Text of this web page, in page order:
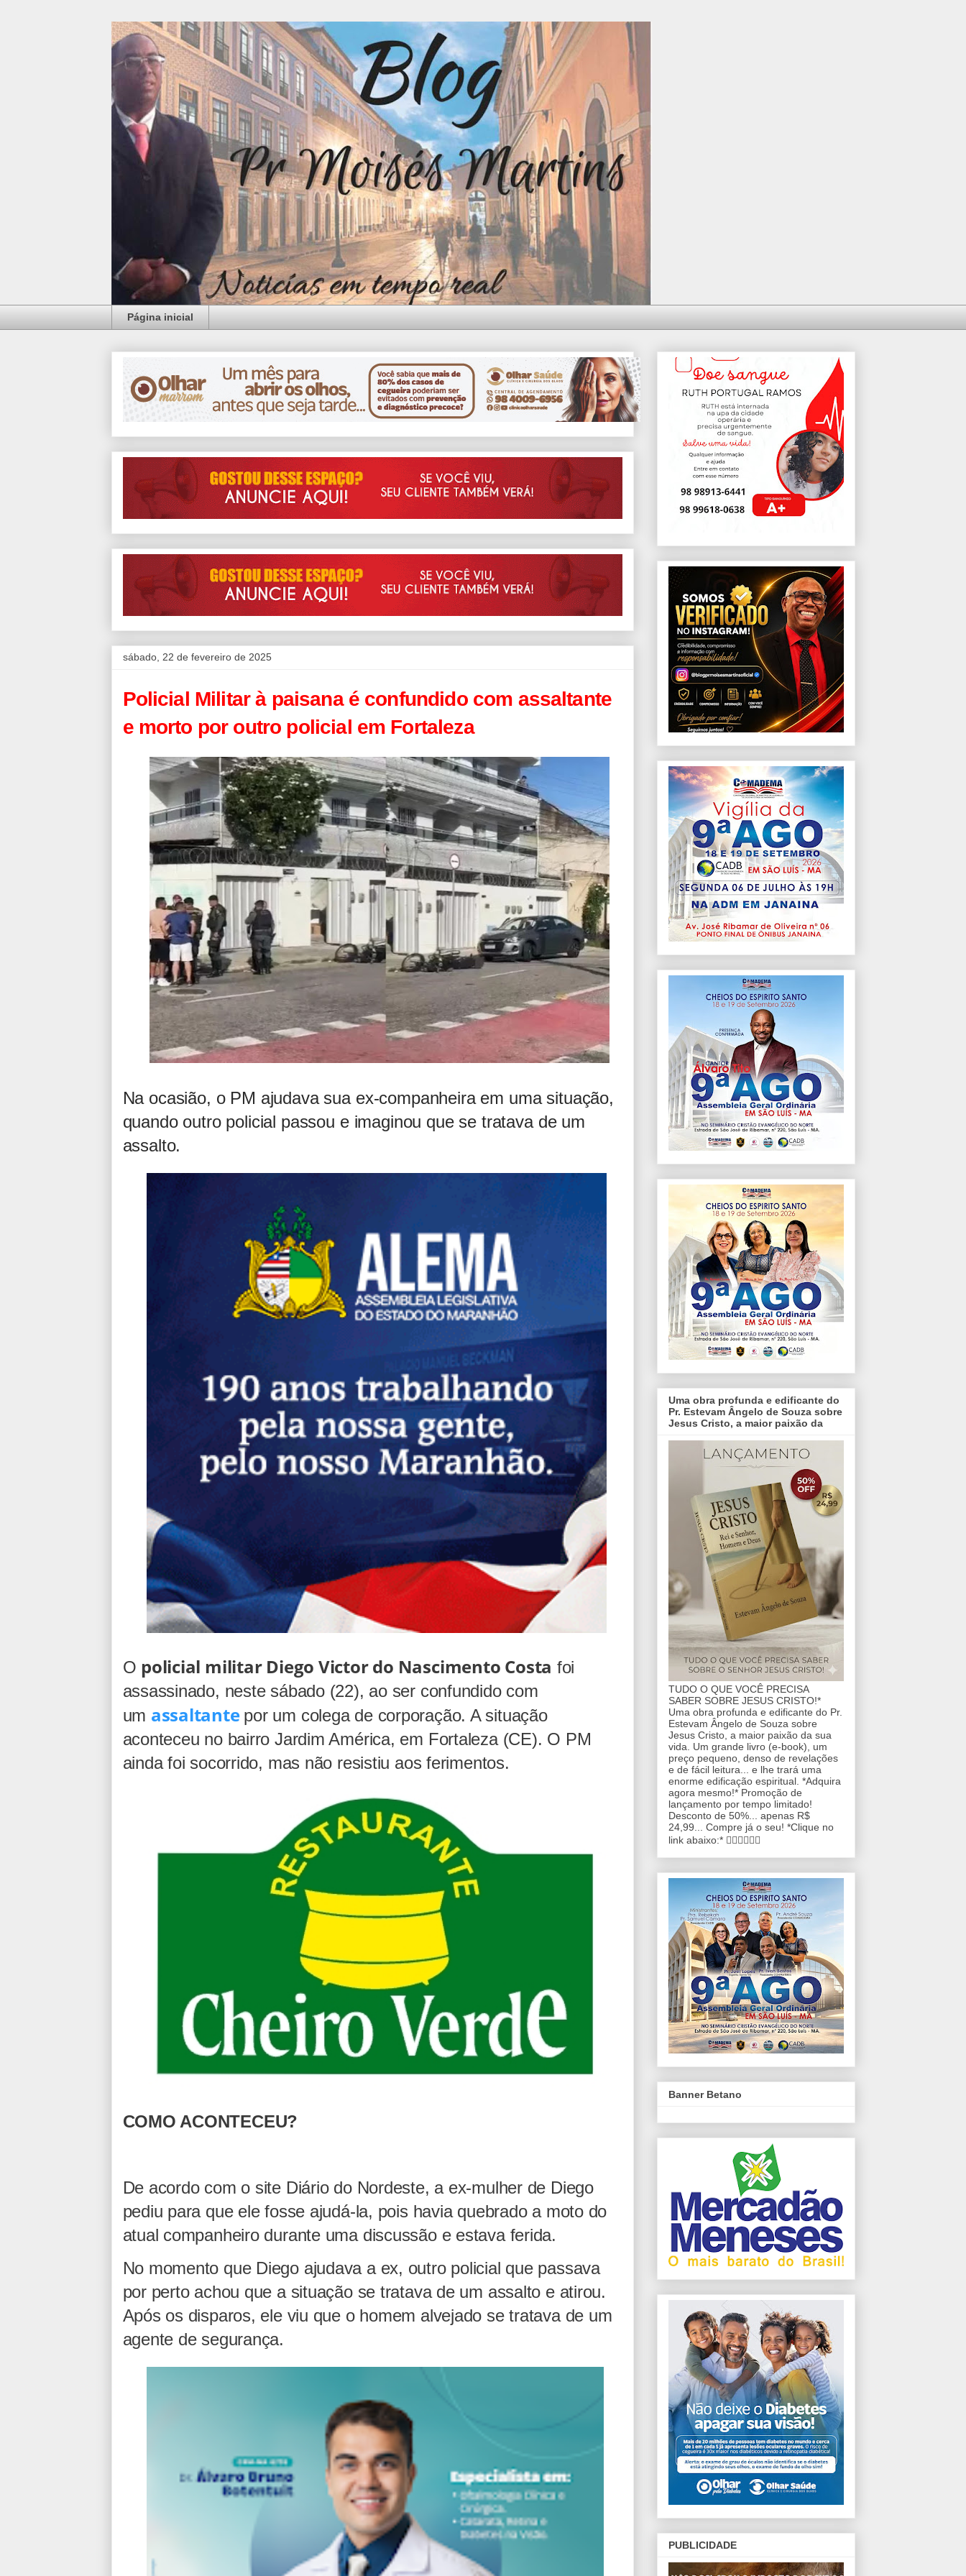
Página inicial
sábado, 22 de fevereiro de 2025
Policial Militar à paisana é confundido com assaltante
e morto por outro policial em Fortaleza
Na ocasião, o PM ajudava sua ex-companheira em uma situação,
quando outro policial passou e imaginou que se tratava de um
assalto.
O policial militar Diego Victor do Nascimento Costa foi
assassinado, neste sábado (22), ao ser confundido com
um assaltante por um colega de corporação. A situação
aconteceu no bairro Jardim América, em Fortaleza (CE). O PM
ainda foi socorrido, mas não resistiu aos ferimentos.
COMO ACONTECEU?
De acordo com o site Diário do Nordeste, a ex-mulher de Diego
pediu para que ele fosse ajudá-la, pois havia quebrado a moto do
atual companheiro durante uma discussão e estava ferida.
No momento que Diego ajudava a ex, outro policial que passava
por perto achou que a situação se tratava de um assalto e atirou.
Após os disparos, ele viu que o homem alvejado se tratava de um
agente de segurança.
Uma obra profunda e edificante do
Pr. Estevam Ângelo de Souza sobre
Jesus Cristo, a maior paixão da
TUDO O QUE VOCÊ PRECISA
SABER SOBRE JESUS CRISTO!*
Uma obra profunda e edificante do Pr.
Estevam Ângelo de Souza sobre
Jesus Cristo, a maior paixão da sua
vida. Um grande livro (e-book), um
preço pequeno, denso de revelações
e de fácil leitura... e lhe trará uma
enorme edificação espiritual. *Adquira
agora mesmo!* Promoção de
lançamento por tempo limitado!
Desconto de 50%... apenas R$
24,99... Compre já o seu! *Clique no
link abaixo:* 👇🏼👇🏼👇🏼
Banner Betano
PUBLICIDADE